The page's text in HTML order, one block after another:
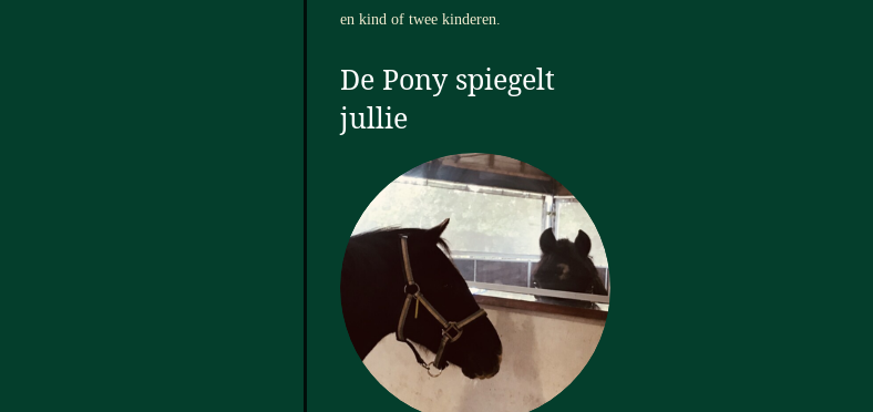
en kind of twee kinderen
De Pony spiegelt
jullie